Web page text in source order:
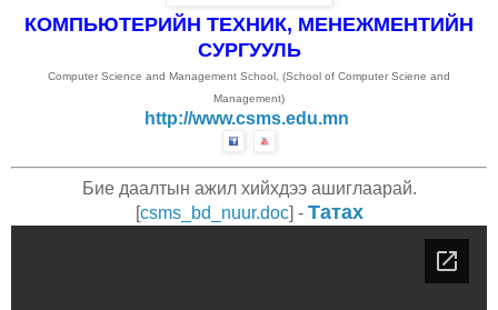
КОМПЬЮТЕРИЙН ТЕХНИК, МЕНЕЖМЕНТИЙН
СУРГУУЛЬ
Computer Science and Management School, (School of Computer Sciene and
Management)
http://www.csms.edu.mn
Бие даалтын ажил хийхдээ ашиглаарай.
[csms_bd_nuur.doc] - Татах